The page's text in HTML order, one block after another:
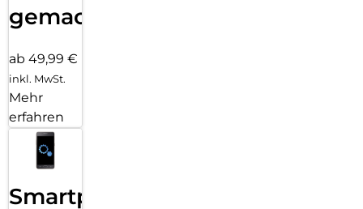
gemacht!
ab 49,99 €
inkl. MwSt.
Mehr
erfahren
Smartphone